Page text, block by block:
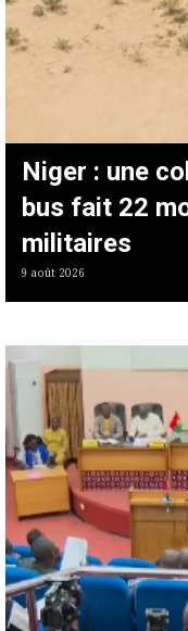
Niger : une
bus fait 22
militaires
9 août 2026